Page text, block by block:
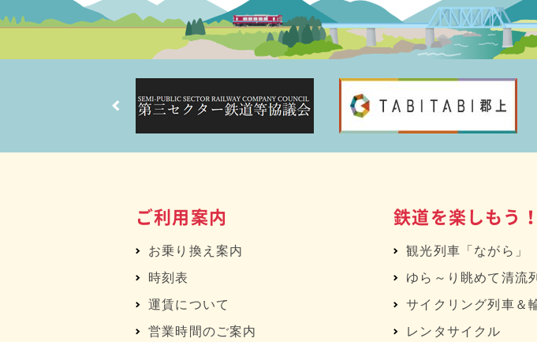
ご利用案内
お乗り換え案内
時刻表
運賃について
営業時間のご案内
鉄道を楽しもう！
観光列車「ながら」
ゆら～り眺めて清流
サイクリング列車＆
レンタサイクル